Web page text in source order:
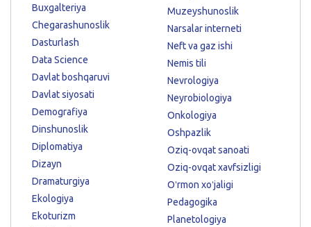
Buxgalteriya
Chegarashunoslik
Dasturlash
Data Science
Davlat boshqaruvi
Davlat siyosati
Demografiya
Dinshunoslik
Diplomatiya
Dizayn
Dramaturgiya
Ekologiya
Ekoturizm
Muzeyshunoslik
Narsalar interneti
Neft va gaz ishi
Nemis tili
Nevrologiya
Neyrobiologiya
Onkologiya
Oshpazlik
Oziq-ovqat sanoati
Oziq-ovqat xavfsizligi
Oʻrmon xoʻjaligi
Pedagogika
Planetologiya